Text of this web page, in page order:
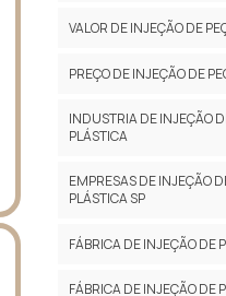
VALOR DE INJEÇÃO DE
PREÇO DE INJEÇÃO DE
INDUSTRIA DE INJEÇÃO
PLÁSTICA
EMPRESAS DE INJEÇÃO
PLÁSTICA SP
FÁBRICA DE INJEÇÃO DE
FÁBRICA DE INJEÇÃO DE